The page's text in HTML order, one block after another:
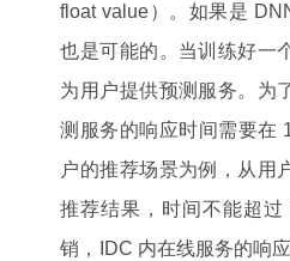
float value）。如果是
也是可能的。当训练好一
为用户提供预测服务。为
测服务的响应时间需要在
户的推荐场景为例，从用
推荐结果，时间不能超
销，IDC 内在线服务的响